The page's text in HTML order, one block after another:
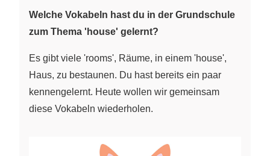
Welche Vokabeln hast du in der Grundschule
zum Thema 'house' gelernt?
Es gibt viele 'rooms', Räume, in einem 'house',
Haus, zu bestaunen. Du hast bereits ein paar
kennengelernt. Heute wollen wir gemeinsam
diese Vokabeln wiederholen.